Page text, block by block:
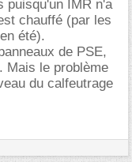
puisqu'un IMR n'a
chauffé (par les
été).
de PSE,
Mais le problème
du calfeutrage